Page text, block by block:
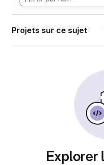
Projets sur ce sujet
Explorer